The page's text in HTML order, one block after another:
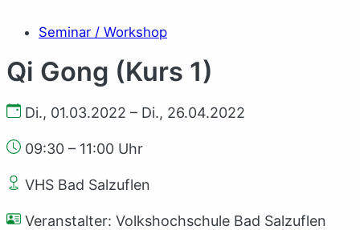
Seminar / Workshop
Qi Gong (Kurs 1)
Di., 01.03.2022 – Di., 26.04.2022
09:30 – 11:00 Uhr
VHS Bad Salzuflen
Veranstalter: Volkshochschule Bad Salzuflen